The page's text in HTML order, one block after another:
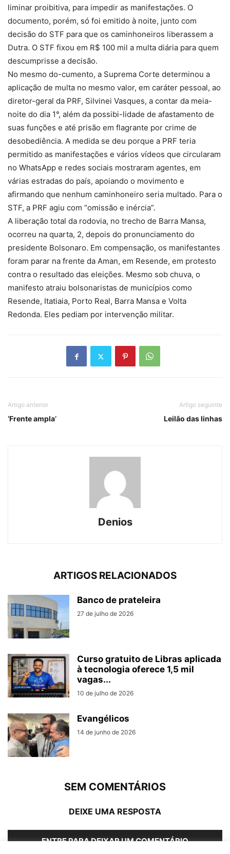
liminar proibitiva, para impedir as manifestações. O
documento, porém, só foi emitido à noite, junto com
decisão do STF para que os caminhoneiros liberassem a
Dutra. O STF fixou em R$ 100 mil a multa diária para quem
descumprisse a decisão.
No mesmo do-cumento, a Suprema Corte determinou a
aplicação de multa no mesmo valor, em caráter pessoal, ao
diretor-geral da PRF, Silvinei Vasques, a contar da meia-
noite do dia 1°, além da possibi-lidade de afastamento de
suas funções e até prisão em flagrante por crime de
desobediência. A medida se deu porque a PRF teria
permitido as manifestações e vários vídeos que circularam
no WhatsApp e redes sociais mostraram agentes, em
várias estradas do país, apoiando o movimento e
afirmando que nenhum caminhoneiro seria multado. Para o
STF, a PRF agiu com “omissão e inércia”.
A liberação total da rodovia, no trecho de Barra Mansa,
ocorreu na quarta, 2, depois do pronunciamento do
presidente Bolsonaro. Em compensação, os manifestantes
foram parar na frente da Aman, em Resende, em protesto
contra o resultado das eleições. Mesmo sob chuva, o
manifesto atraiu bolsonaristas de municípios como
Resende, Itatiaia, Porto Real, Barra Mansa e Volta
Redonda. Eles pediam por intervenção militar.
Artigo anterior
‘Frente ampla’
Artigo seguinte
Leilão das linhas
Denios
ARTIGOS RELACIONADOS
Banco de prateleira
27 de julho de 2026
Curso gratuito de Libras aplicada
à tecnologia oferece 1,5 mil
vagas...
10 de julho de 2026
Evangélicos
14 de junho de 2026
SEM COMENTÁRIOS
DEIXE UMA RESPOSTA
ENTRE PARA DEIXAR UM COMENTÁRIO